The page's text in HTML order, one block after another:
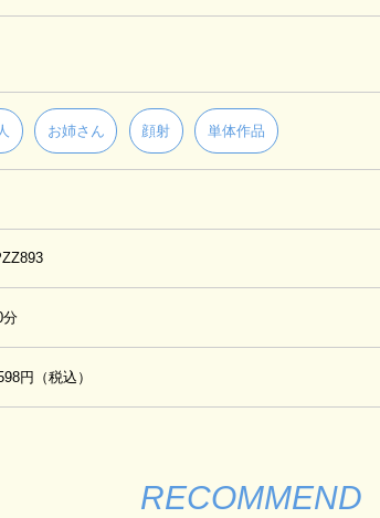
お姉さん 顔射 単体作品
分
円（税込）
RECOMMEND